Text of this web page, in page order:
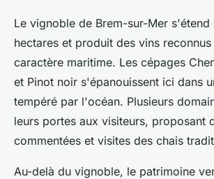
Le vignoble de Brem-sur-Mer s'étend
hectares et produit des vins
caractère maritime. Les cépages
et Pinot noir s'épanouissent ici dans
tempéré par l'océan. Plusieurs
leurs portes aux visiteurs, proposant
commentées et visites des chais
Au-delà du vignoble, le patrimoine